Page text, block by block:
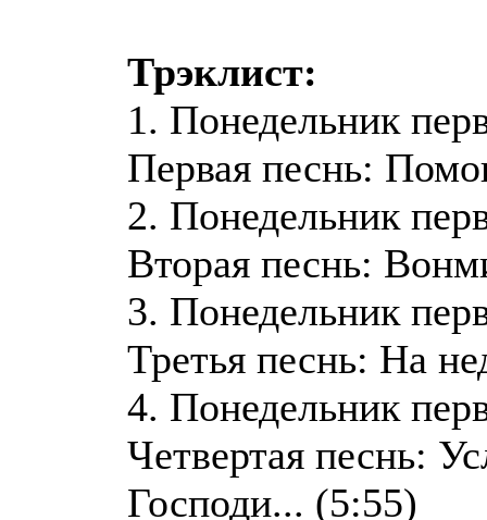
Трэклист:
1. Понедельник
Первая песнь:
2. Понедельник
Вторая песнь:
3. Понедельник
Третья песнь: На
4. Понедельник
Четвертая песнь:
Господи... (5:55)